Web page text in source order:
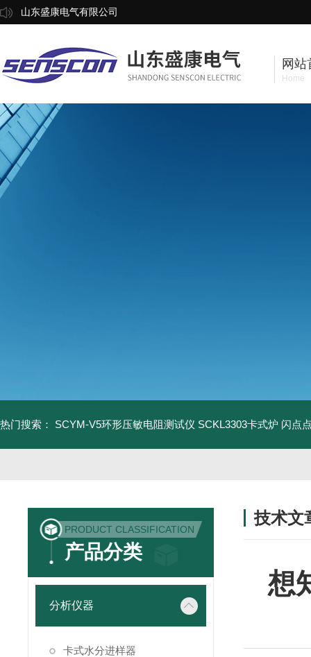
山东盛康电气有限公司
网站
Home
热门搜索： SCYM-V5环形压敏电阻测试仪 SCKL3303卡式炉 闪点
PRODUCT CLASSIFICATION
产品分类
分析仪器
卡式水分进样器
技术文
想